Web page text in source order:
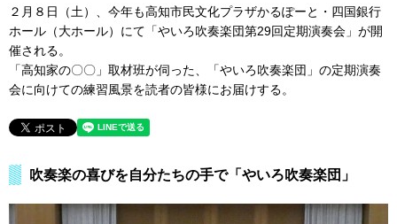
２月８日（土）、今年も高知市民文化プラザかるぽーと・四国銀行
ホール（大ホール）にて「やいろ吹奏楽団第29回定期演奏会」が開
催される。
「高知家の〇〇」取材班が伺った、「やいろ吹奏楽団」の定期演奏
会に向けての練習風景を読者の皆様にお届けする。
吹奏楽の喜びを自分たちの手で「やいろ吹奏楽団」